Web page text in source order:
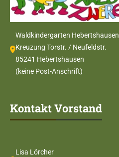
Waldkindergarten Hebertshausen
Kreuzung Torstr. / Neufeldstr.
85241 Hebertshausen
(keine Post-Anschrift)
Kontakt Vorstand
Lisa Lörcher